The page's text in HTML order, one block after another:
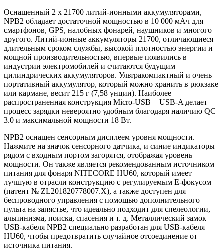
Оснащенный 2 x 21700 литий-ионными аккумуляторами,
NPB2 обладает достаточной мощностью в 10 000 мАч для
смартфонов, GPS, налобных фонарей, наушников и многого
другого. Литий-ионные аккумуляторы 21700, отличающиеся
длительным сроком службы, высокой плотностью энергии и
мощной производительностью, впервые появились в
индустрии электромобилей и считаются будущим
цилиндрических аккумуляторов. Ультракомпактный и очень
портативный аккумулятор, который можно хранить в рюкзаке
или кармане, весит 215 г (7,58 унции). Наиболее
распространенная конструкция Micro-USB + USB-A делает
процесс зарядки невероятно удобным благодаря наличию QC
3.0 и максимальной мощности 18 Вт.
NPB2 оснащен сенсорным дисплеем уровня мощности.
Нажмите на значок сенсорного датчика, и синие индикаторы
рядом с входным портом загорятся, отображая уровень
мощности. Он также является рекомендованным источником
питания для фонаря NITECORE HU60, который имеет
лучшую в отрасли конструкцию с регулируемым E-фокусом
(патент № ZL201820778007.X), а также доступен для
беспроводного управления с помощью дополнительного
пульта на запястье, что идеально подходит для спелеологии,
альпинизма, поиска, спасения и т. д. Металлический замок
USB-кабеля NPB2 специально разработан для USB-кабеля
HU60, чтобы предотвратить случайное отсоединение от
источника питания.